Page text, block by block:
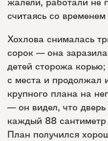
считаясь со
Хохлова снималась
сорок — она
детей сторожа
с места и продолжал
крупного плана на
— он видел, что
каждый 88
План получился